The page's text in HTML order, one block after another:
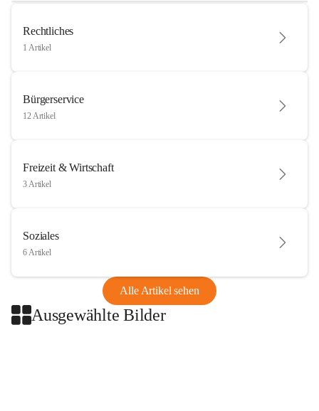
Rechtliches
1 Artikel
Bürgerservice
12 Artikel
Freizeit & Wirtschaft
3 Artikel
Soziales
6 Artikel
Alle Artikel sehen
Ausgewählte Bilder